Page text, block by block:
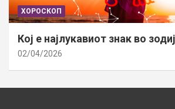
ХОРОСКОП
Кој е најлукавиот знак во
02/04/2026